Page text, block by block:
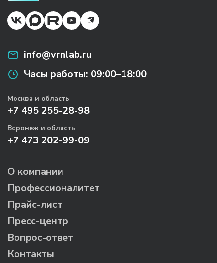
info@vrnlab.ru
Часы работы: 09:00–18:00
Москва и область
+7 495 255-28-98
Воронеж и область
+7 473 202-99-09
О компании
Профессионалитет
Прайс-лист
Пресс-центр
Вопрос-ответ
Контакты